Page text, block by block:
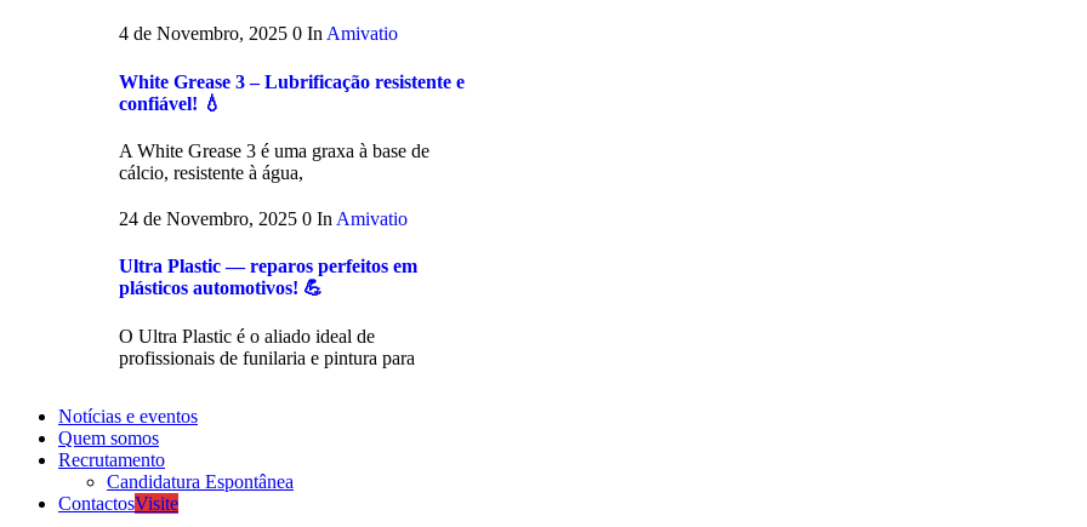
4 de Novembro, 2025 0 InAmivatio
White Grease 3 – Lubrificação resistente e
confiável! 💧
A White Grease 3 é uma graxa à base de
cálcio, resistente à água,
24 de Novembro, 2025 0 In Amivatio
Ultra Plastic — reparos perfeitos em
plásticos automotivos! 💪
O Ultra Plastic é o aliado ideal de
profissionais de funilaria e pintura para
Notícias e eventos
Quem somos
Recrutamento
Candidatura Espontânea
ContactosVisite